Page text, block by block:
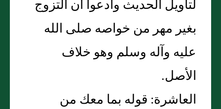
لتأويل الحديث وادعوا أن التزوج
بغير مهر من خواصه صلى الله
عليه وآله وسلم وهو خلاف
الأصل.
العاشرة: قوله بما معك من